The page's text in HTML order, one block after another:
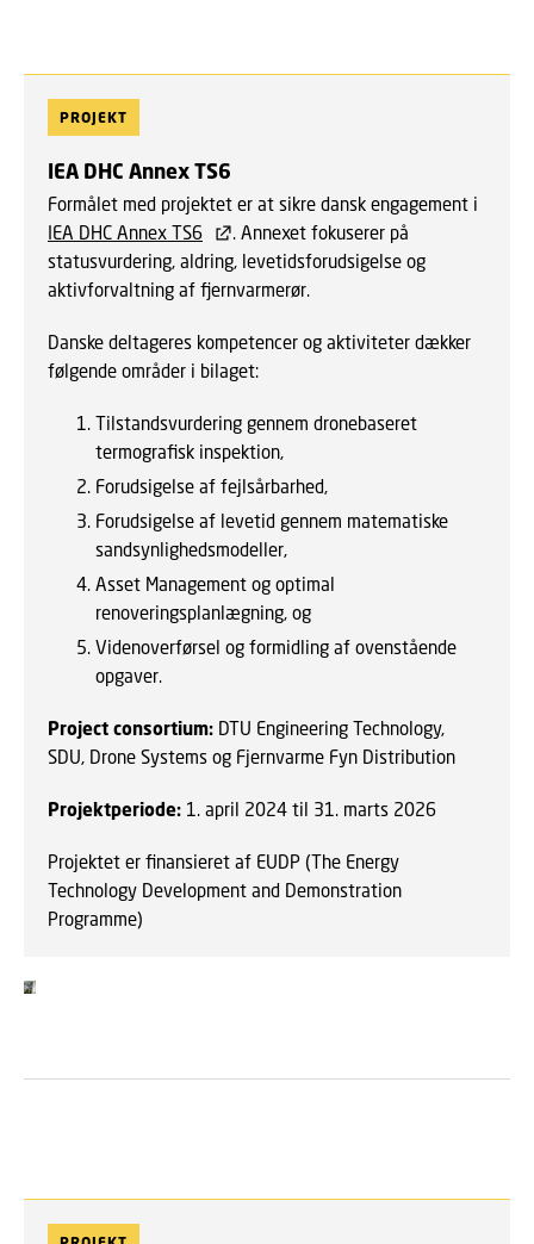
PROJEKT
IEA DHC Annex TS6
Formålet med projektet er at sikre dansk engagement i
IEA DHC Annex TS6
. Annexet fokuserer på
statusvurdering, aldring, levetidsforudsigelse og
aktivforvaltning af fjernvarmerør.
Danske deltageres kompetencer og aktiviteter dækker
følgende områder i bilaget:
Tilstandsvurdering gennem dronebaseret
termografisk inspektion,
Forudsigelse af fejlsårbarhed,
Forudsigelse af levetid gennem matematiske
sandsynlighedsmodeller,
Asset Management og optimal
renoveringsplanlægning, og
Videnoverførsel og formidling af ovenstående
opgaver.
Project consortium: DTU Engineering Technology,
SDU, Drone Systems og Fjernvarme Fyn Distribution
Projektperiode: 1. april 2024 til 31. marts 2026
Projektet er finansieret af EUDP (The Energy
Technology Development and Demonstration
Programme)